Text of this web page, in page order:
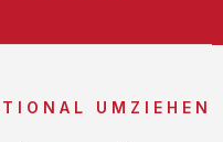
UMZIEHEN